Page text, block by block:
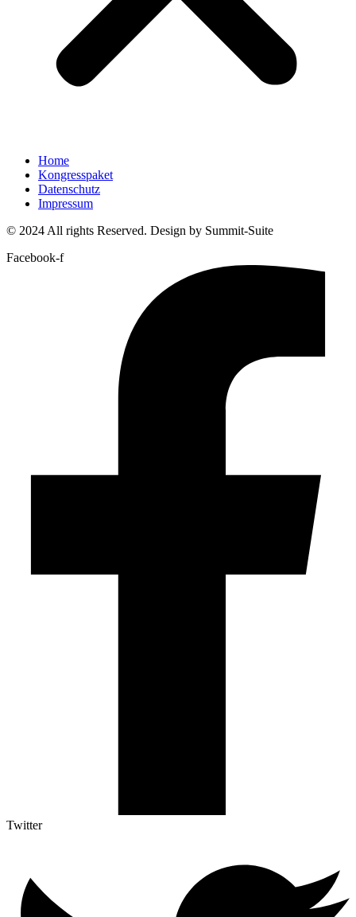
Home
Kongresspaket
Datenschutz
Impressum
© 2024 All rights Reserved. Design by Summit-Suite
Facebook-f
Twitter